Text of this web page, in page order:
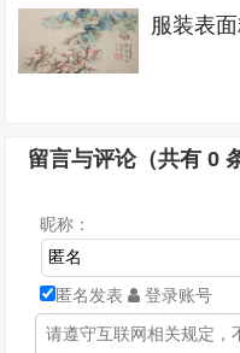
服装表
留言与评论（共有0
昵称：
匿名发表 登录账号